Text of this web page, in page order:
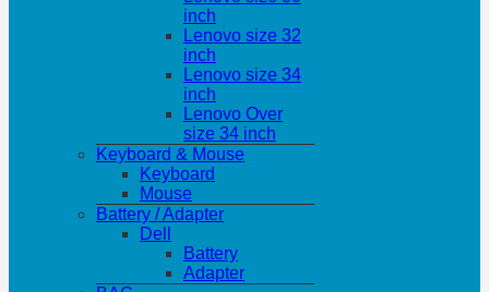
inch
Lenovo size 32
inch
Lenovo size 34
inch
Lenovo Over
size 34 inch
Keyboard & Mouse
Keyboard
Mouse
Battery / Adapter
Dell
Battery
Adapter